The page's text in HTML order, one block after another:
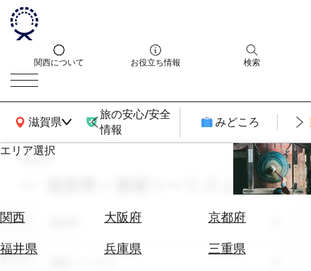
関西について お役立ち情報 検索
滋賀県
関西広域MAP
旅の安心/安全
情報
みどころ
エリア選択
関西 大阪府
京都府
福井県
兵庫県
三重県
エ
券
search
滋賀県 × 酒蔵ツーリズム × 6月
エリア
テーマ